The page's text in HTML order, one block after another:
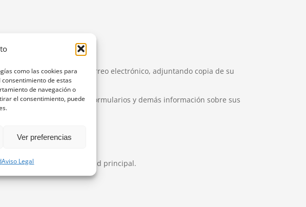
como las cookies para
de estas
de navegación o
el consentimiento, puede
Ver preferencias
Aviso Legal
más arriba, o por correo electrónico, adjuntando copia de su
dispone de modelos, formularios y demás información sobre sus
para la finalidad principal.